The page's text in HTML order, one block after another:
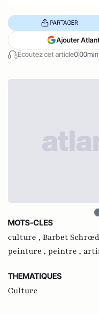
Écoutez cet article0:00min
PARTAGER
Ajouter
MOTS-CLES
culture , Barbet
peinture , peintre ,
THEMATIQUES
Culture